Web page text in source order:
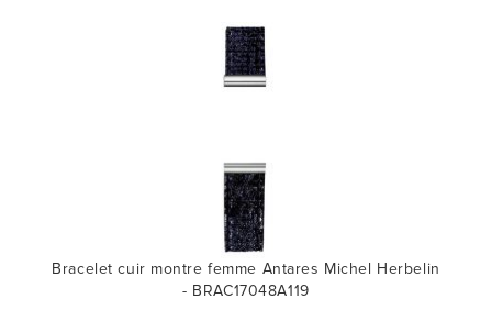
Bracelet cuir montre femme Antares Michel Herbelin
- BRAC17048A119